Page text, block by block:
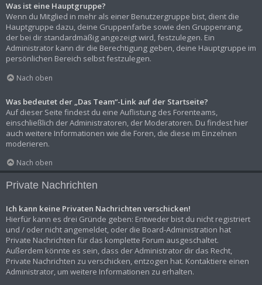
Was ist eine Hauptgruppe?
Wenn du Mitglied in mehr als einer Benutzergruppe bist, dient die
Hauptgruppe dazu, deine Gruppenfarbe sowie den Gruppenrang,
der bei dir standardmäßig angezeigt wird, festzulegen. Ein
Administrator kann dir die Berechtigung geben, deine Hauptgruppe im
persönlichen Bereich selbst festzulegen.
Nach oben
Was bedeutet der „Das Team“-Link auf der Startseite?
Auf dieser Seite findest du eine Auflistung des Forenteams,
einschließlich der Administratoren, der Moderatoren. Du findest hier
auch weitere Informationen wie die Foren, die diese im Einzelnen
moderieren.
Nach oben
Private Nachrichten
Ich kann keine Privaten Nachrichten verschicken!
Hierfür kann es drei Gründe geben: Entweder bist du nicht registriert
und / oder nicht angemeldet, oder die Board-Administration hat
Private Nachrichten für das komplette Forum ausgeschaltet.
Außerdem könnte es sein, dass der Administrator dir das Recht,
Private Nachrichten zu verschicken, entzogen hat. Kontaktiere einen
Administrator, um weitere Informationen zu erhalten.